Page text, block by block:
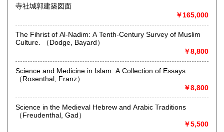
書籍の買取について
まずはお電話・メール等でお気軽にご連絡・ご相談ください
詳細はHPをご覧ください⇒http://www.rinsen.com/kaitori.htm
字版、江戸期写本、版本、奈良絵本、絵巻、絵入本、古地
図、刷り物、昔のかるた類など)
◆ 古書籍(人文科学系学術専門書、明治・大正・昭和初期に
刊行された趣味・娯楽書)
◆ 洋古書(20世紀前半以前に刊行された人文・芸術関係の稀
寺社城郭建築図面
￥165,000
The Fihrist of Al-Nadim: A Tenth-Century Survey of Muslim
Culture. （Dodge, Bayard）
￥8,800
Science and Medicine in Islam: A Collection of Essays
（Rosenthal, Franz）
￥8,800
Science in the Medieval Hebrew and Arabic Traditions
（Freudenthal, Gad）
￥5,500